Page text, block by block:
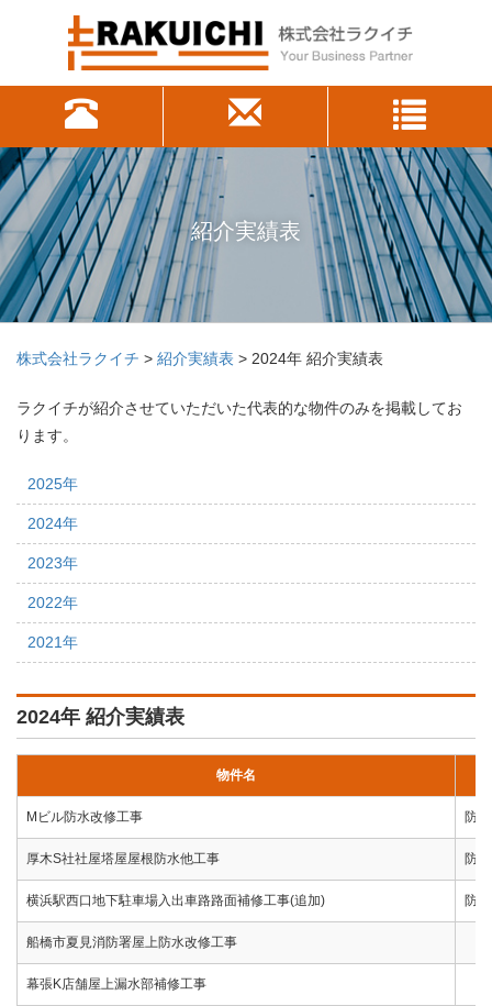
紹介実績表
株式会社ラクイチ > 紹介実績表 > 2024年 紹介実績表
ラクイチが紹介させていただいた代表的な物件のみを掲載してお
ります。
2025年
2024年
2023年
2022年
2021年
2024年 紹介実績表
物件名
Mビル防水改修工事 防
厚木S社社屋塔屋屋根防水他工事 防
横浜駅西口地下駐車場入出車路路面補修工事(追加) 防
船橋市夏見消防署屋上防水改修工事
幕張K店舗屋上漏水部補修工事